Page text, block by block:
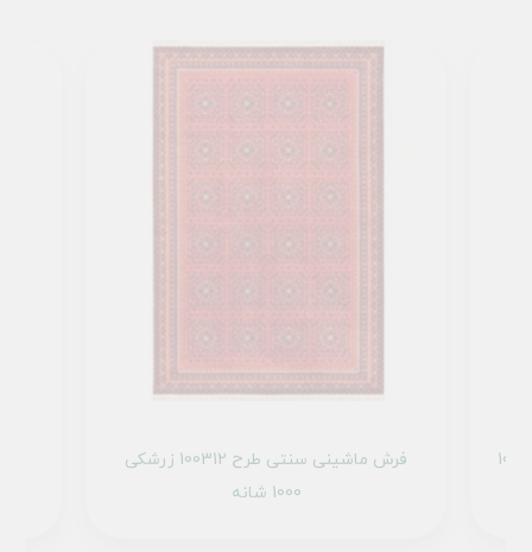
فرش ماشینی سنتی طرح 100312 زرشکی
1000 شانه
فرش ماشینی سنتی طرح 100333 لاکی 1000